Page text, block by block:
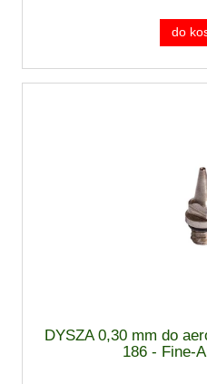
do
DYSZA 0,30 mm do
186 - Fine-